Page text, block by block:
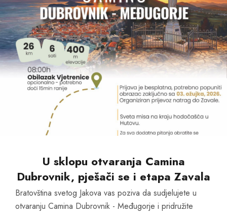
U sklopu otvaranja Camina
Dubrovnik, pješači se i etapa Zavala
Bratovština svetog Jakova vas poziva da sudjelujete u
otvaranju Camina Dubrovnik - Međugorje i pridružite